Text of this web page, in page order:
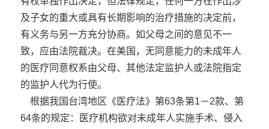
及子女的重大或具有长期影响的治疗措施的决定前，
有义务与另一方充分协商。如父母之间的意见不一
致，应由法院裁决。在美国，无同意能力的未成年人
的医疗同意权系由父母、其他法定监护人或法院指定
的监护人代为行使。
根据我国台湾地区《医疗法》第63条第1－2款、第
64条的规定：医疗机构欲对未成年人实施手术、侵入